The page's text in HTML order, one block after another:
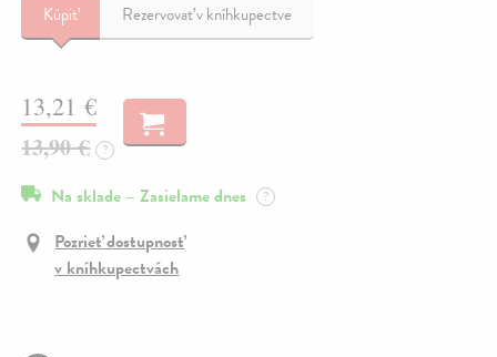
Kúpiť Rezervovať v kníhkupectve
13,21 €
13,90 € ?
Na sklade – Zasielame dnes ?
Pozrieť dostupnosť
v kníhkupectvách